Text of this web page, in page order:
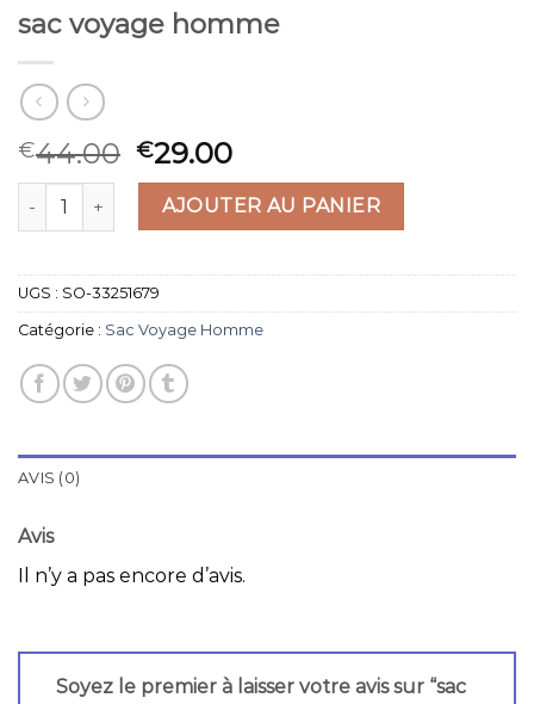
sac voyage homme
€44.00 €29.00
quantité de sac voyage homme
AJOUTER AU PANIER
UGS : SO-33251679
Catégorie : Sac Voyage Homme
AVIS (0)
Avis
Il n’y a pas encore d’avis.
Soyez le premier à laisser votre avis sur “sac